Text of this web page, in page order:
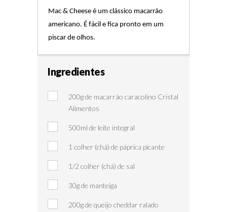
Mac & Cheese é um clássico macarrão
americano. É fácil e fica pronto em um
piscar de olhos.
Ingredientes
200g de macarrão caracolino Cristal
Alimentos
500ml de leite integral
1 colher (chá) de páprica picante
1/2 colher (chá) de sal
30g de manteiga
200g de queijo cheddar ralado